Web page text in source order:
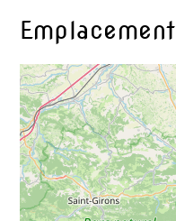
Emplacement